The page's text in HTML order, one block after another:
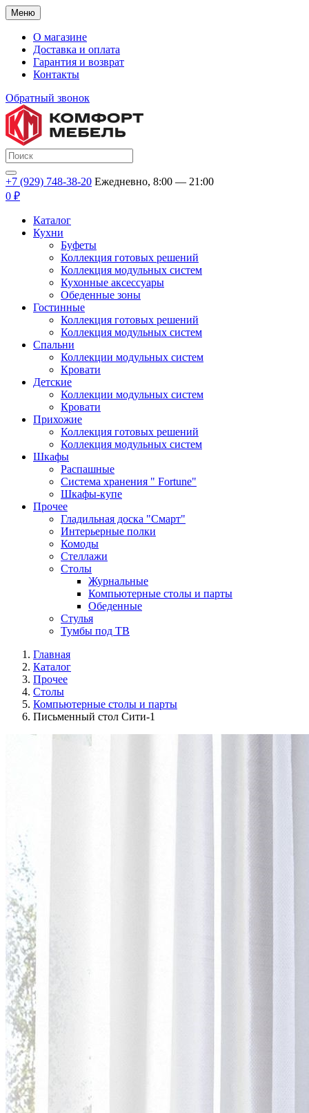
Меню
О магазине
Доставка и оплата
Гарантия и возврат
Контакты
Обратный звонок
+7 (929) 748-38-20 Ежедневно, 8:00 — 21:00
0 ₽
Каталог
Кухни
Буфеты
Коллекция готовых решений
Коллекция модульных систем
Кухонные аксессуары
Обеденные зоны
Гостинные
Коллекция готовых решений
Коллекция модульных систем
Спальни
Коллекции модульных систем
Кровати
Детские
Коллекции модульных систем
Кровати
Прихожие
Коллекция готовых решений
Коллекция модульных систем
Шкафы
Распашные
Система хранения " Fortune"
Шкафы-купе
Прочее
Гладильная доска "Смарт"
Интерьерные полки
Комоды
Стеллажи
Столы
Журнальные
Компьютерные столы и парты
Обеденные
Стулья
Тумбы под ТВ
Главная
Каталог
Прочее
Столы
Компьютерные столы и парты
Письменный стол Сити-1